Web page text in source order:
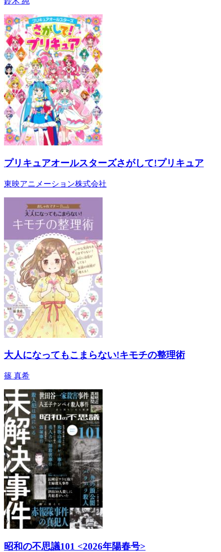
プリキュアオールスターズさがして!プリキュア
東映アニメーション株式会社
大人になってもこまらない!キモチの整理術
篠 真希
昭和の不思議101 <2026年陽春号>